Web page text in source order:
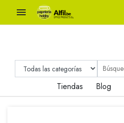

Tiendas Blog